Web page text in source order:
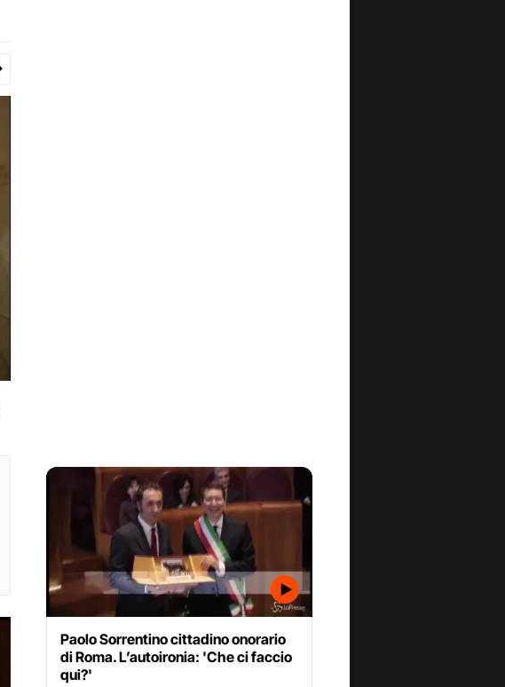
Paolo Sorrentino cittadino onorario
di Roma. L’autoironia: 'Che ci faccio
qui?'